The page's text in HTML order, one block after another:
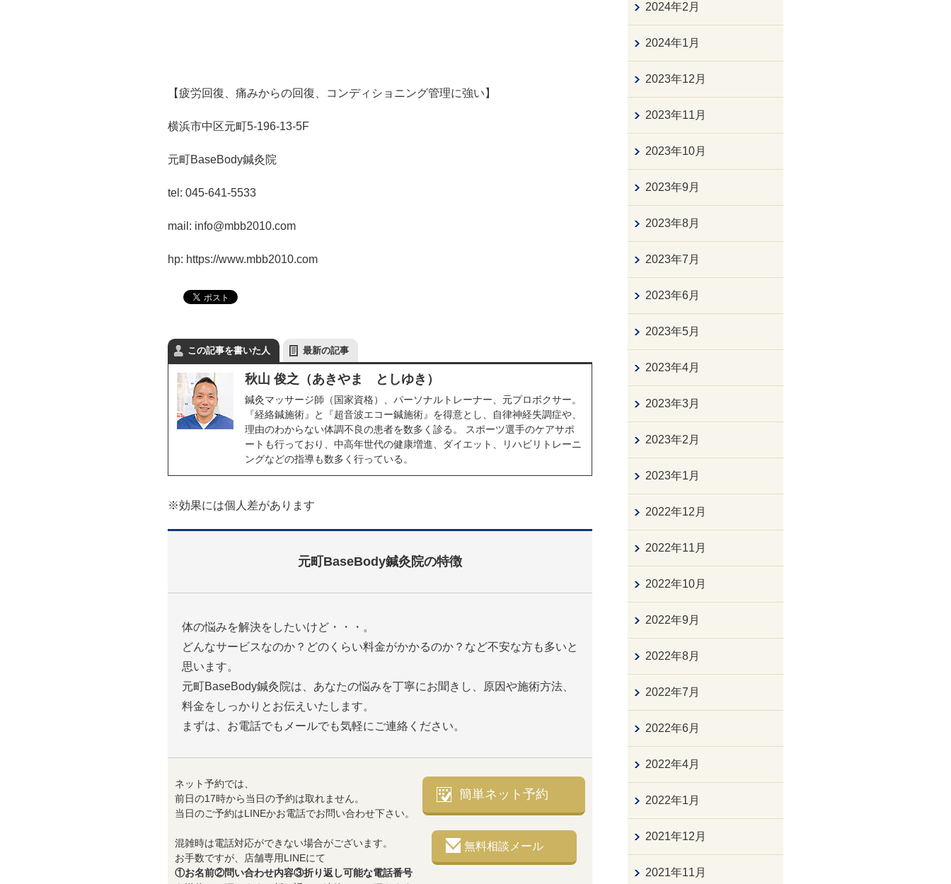
【疲労回復、痛みからの回復、コンディショニング管理に強い】
横浜市中区元町5-196-13-5F
元町BaseBody鍼灸院
tel: 045-641-5533
mail: info@mbb2010.com
hp: https://www.mbb2010.com
この記事を書いた人 最新の記事
秋山 俊之（あきやま としゆき）
鍼灸マッサージ師（国家資格）、パーソナルトレーナー、元プロボクサー。
『経絡鍼施術』と『超音波エコー鍼施術』を得意とし、自律神経失調症や、
理由のわからない体調不良の患者を数多く診る。 スポーツ選手のケアサポ
ートも行っており、中高年世代の健康増進、ダイエット、リハビリトレーニ
ングなどの指導も数多く行っている。
※効果には個人差があります
元町BaseBody鍼灸院の特徴
体の悩みを解決をしたいけど・・・。
どんなサービスなのか？どのくらい料金がかかるのか？など不安な方も多いと
思います。
元町BaseBody鍼灸院は、あなたの悩みを丁寧にお聞きし、原因や施術方法、
料金をしっかりとお伝えいたします。
まずは、お電話でもメールでも気軽にご連絡ください。
ネット予約では、
前日の17時から当日の予約は取れません。
当日のご予約はLINEかお電話でお問い合わせ下さい。
混雑時は電話対応ができない場合がございます。
お手数ですが、店舗専用LINEにて
①お名前②問い合わせ内容③折り返し可能な電話番号
簡単ネット予約
無料相談メール
2024年2月
2024年1月
2023年12月
2023年11月
2023年10月
2023年9月
2023年8月
2023年7月
2023年6月
2023年5月
2023年4月
2023年3月
2023年2月
2023年1月
2022年12月
2022年11月
2022年10月
2022年9月
2022年8月
2022年7月
2022年6月
2022年4月
2022年1月
2021年12月
2021年11月